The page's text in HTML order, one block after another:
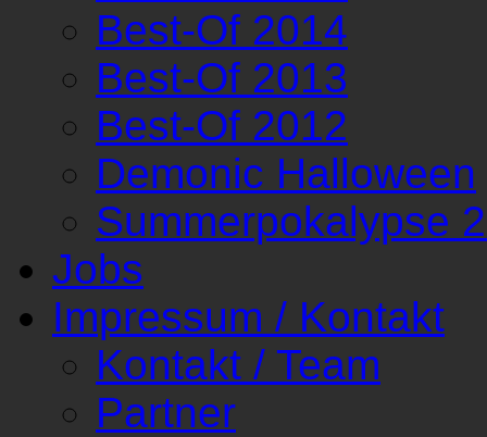
Best-Of 2014
Best-Of 2013
Best-Of 2012
Demonic Halloween
Summerpokalypse
Jobs
Impressum / Kontakt
Kontakt / Team
Partner